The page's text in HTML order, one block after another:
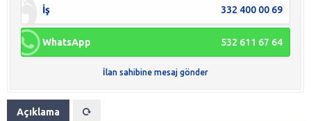
İş 332 400 00 69
WhatsApp 532 611 67 64
İlan sahibine mesaj gönder
Açıklama